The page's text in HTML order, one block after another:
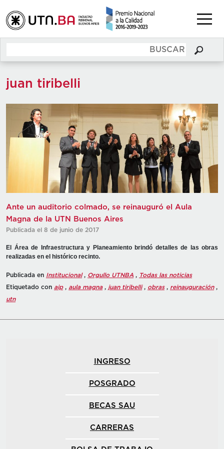
juan tiribelli
Ante un auditorio colmado, se reinauguró el Aula
Magna de la UTN Buenos Aires
Publicada el 8 de junio de 2017
El Área de Infraestructura y Planeamiento brindó detalles de las obras
realizadas en el histórico recinto.
Publicada en Institucional, Orgullo UTNBA , Todas las noticias
Etiquetado con aip, aula magna, juan tiribelli, obras, reinauguración,
utn
INGRESO
POSGRADO
BECAS SAU
CARRERAS